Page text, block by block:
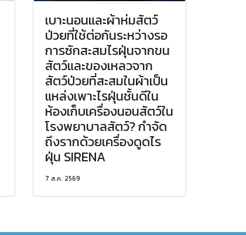
เบาะนอนและผ้าห่มสัตว์
ป่วยที่ใช้ต่อกันระหว่างรอ
การซักสะสมไรฝุ่นจากขน
สัตว์และของเหลวจาก
สัตว์ป่วยที่สะสมในผ้าเป็น
แหล่งเพาะไรฝุ่นชั้นดีใน
ห้องเก็บเครื่องนอนสัตว์ใน
โรงพยาบาลสัตว์? กำจัด
ถึงรากด้วยเครื่องดูดไร
ฝุ่น SIRENA
7 ส.ค. 2569